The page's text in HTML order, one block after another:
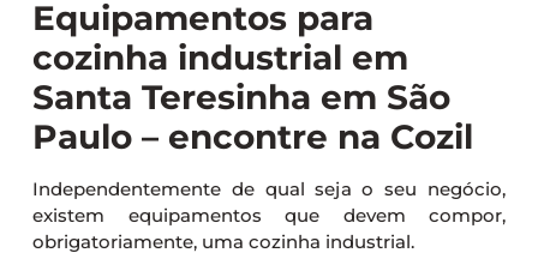
Equipamentos para
cozinha industrial em
Santa Teresinha em São
Paulo – encontre na Cozil
Independentemente de qual seja o seu negócio,
existem equipamentos que devem compor,
obrigatoriamente, uma cozinha industrial.